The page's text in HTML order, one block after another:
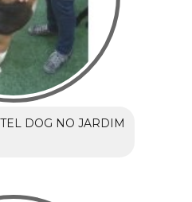
DOG NO JARDIM